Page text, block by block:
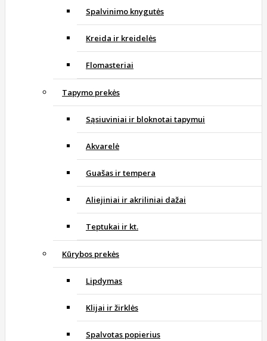
Spalvinimo knygutės
Kreida ir kreidelės
Flomasteriai
Tapymo prekės
Sąsiuviniai ir bloknotai tapymui
Akvarelė
Guašas ir tempera
Aliejiniai ir akriliniai dažai
Teptukai ir kt.
Kūrybos prekės
Lipdymas
Klijai ir žirklės
Spalvotas popierius